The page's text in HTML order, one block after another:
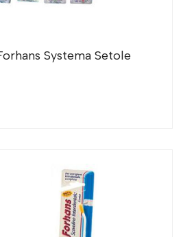
Systema Setole